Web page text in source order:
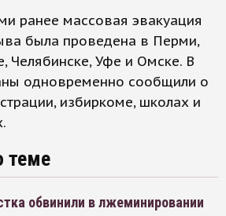
ранее массовая эвакуация
была проведена в Перми,
Челябинске, Уфе и Омске. В
одновременно сообщили о
избиркоме, школах и
теме
обвинили в лжеминировании